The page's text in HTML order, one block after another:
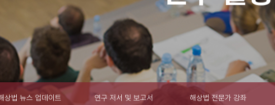
상법 뉴스 업데이트 연구 저서 및 보고서 해상법 전문가 강좌